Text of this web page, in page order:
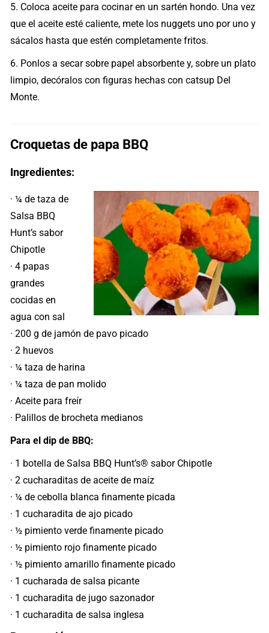
5. Coloca aceite para cocinar en un sartén hondo. Una vez
que el aceite esté caliente, mete los nuggets uno por uno y
sácalos hasta que estén completamente fritos.
6. Ponlos a secar sobre papel absorbente y, sobre un plato
limpio, decóralos con figuras hechas con catsup Del
Monte.
Croquetas de papa BBQ
Ingredientes:
· ¼ de taza de
Salsa BBQ
Hunt’s sabor
Chipotle
· 4 papas
grandes
cocidas en
agua con sal
· 200 g de jamón de pavo picado
· 2 huevos
· ¼ taza de harina
· ¼ taza de pan molido
· Aceite para freír
· Palillos de brocheta medianos
Para el dip de BBQ:
· 1 botella de Salsa BBQ Hunt’s® sabor Chipotle
· 2 cucharaditas de aceite de maíz
· ¼ de cebolla blanca finamente picada
· 1 cucharadita de ajo picado
· ½ pimiento verde finamente picado
· ½ pimiento rojo finamente picado
· ½ pimiento amarillo finamente picado
· 1 cucharada de salsa picante
· 1 cucharadita de jugo sazonador
· 1 cucharadita de salsa inglesa